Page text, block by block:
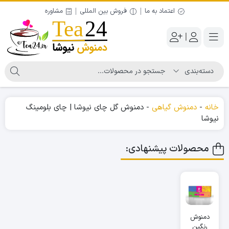
اعتماد به ما فروش بین المللی مشاوره
|
خانه - دمنوش گیاهی - دمنوش گل چای نیوشا | چای بلومینگ
نیوشا
محصولات پیشنهادی:
دمنوش
رنگین